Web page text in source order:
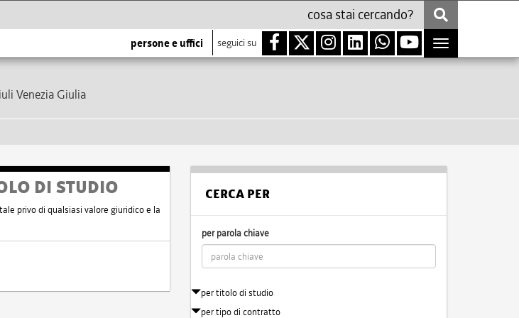
persone e uffici seguici su
Toggle
navigation
Venezia Giulia
DI STUDIO
privo di qualsiasi valore giuridico e la
CERCA PER
per parola chiave
per titolo di studio
per tipo di contratto